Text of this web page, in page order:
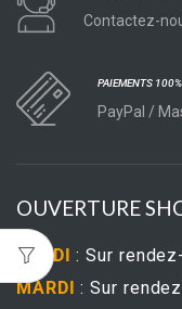
Contactez-
PAIEMENTS
PayPal /
OUVERTURE
LUNDI : Sur
MARDI: Sur